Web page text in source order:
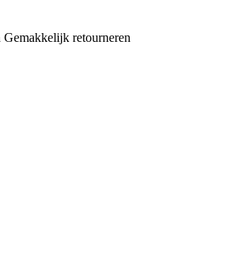
Gemakkelijk retourneren